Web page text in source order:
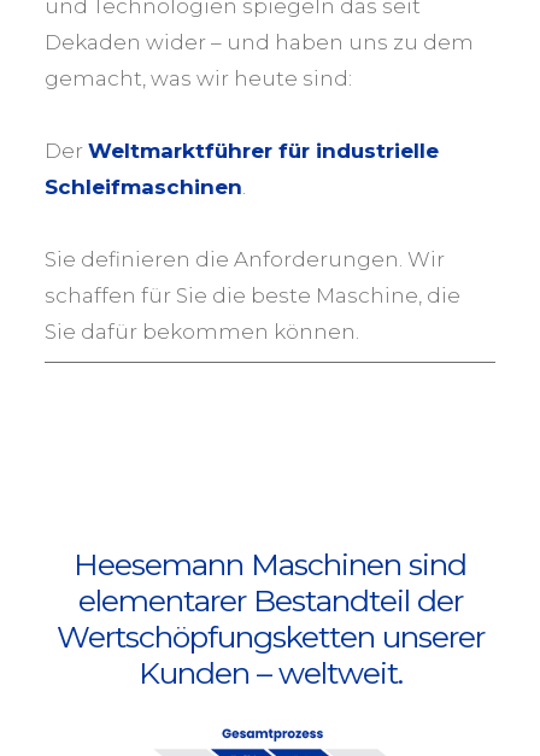
und Technologien spiegeln das seit
Dekaden wider – und haben uns zu dem
gemacht, was wir heute sind:
DerWeltmarktführer für industrielle
Schleifmaschinen
Sie definieren die Anforderungen. Wir
schaffen für Sie die beste Maschine, die
Sie dafür bekommen können.
Heesemann Maschinen sind
elementarer Bestandteil der
Wertschöpfungsketten unserer
Kunden – weltweit.